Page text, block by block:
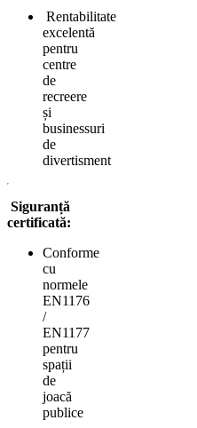
Rentabilitate
excelentă
pentru
centre
de
recreere
și
businessuri
de
divertisment
Siguranță
certificată:
Conforme
cu
normele
EN1176
/
EN1177
pentru
spații
de
joacă
publice